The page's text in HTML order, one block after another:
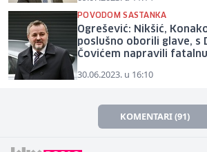
POVODOM SASTANKA
Ogrešević: Nikšić,
poslušno oborili glave, s
Čovićem napravili
30.06.2023. u 16:10
KOMENTARI (91)